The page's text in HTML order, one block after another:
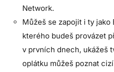
Network.
Můžeš se zapojit i ty
kterého budeš provázet
v prvních dnech, ukážeš
oplátku můžeš poznat